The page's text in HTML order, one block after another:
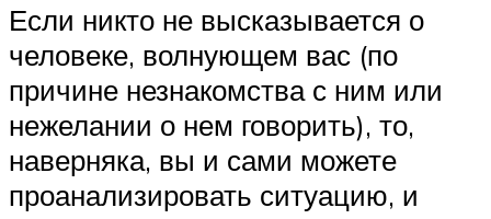
Если никто не высказывается о
человеке, волнующем вас (по
причине незнакомства с ним или
нежелании о нем говорить), то,
наверняка, вы и сами можете
проанализировать ситуацию, и